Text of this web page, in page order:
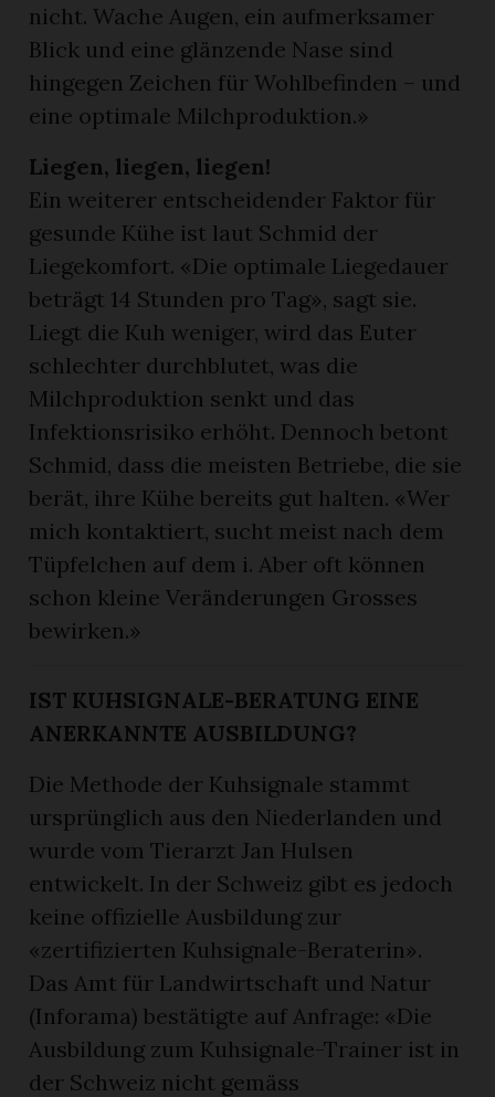
nicht. Wache Augen, ein aufmerksamer
Blick und eine glänzende Nase sind
hingegen Zeichen für Wohlbefinden – und
eine optimale Milchproduktion.»
Liegen, liegen, liegen!
Ein weiterer entscheidender Faktor für
gesunde Kühe ist laut Schmid der
Liegekomfort. «Die optimale Liegedauer
beträgt 14 Stunden pro Tag», sagt sie.
Liegt die Kuh weniger, wird das Euter
schlechter durchblutet, was die
Milchproduktion senkt und das
Infektionsrisiko erhöht. Dennoch betont
Schmid, dass die meisten Betriebe, die sie
berät, ihre Kühe bereits gut halten. «Wer
mich kontaktiert, sucht meist nach dem
Tüpfelchen auf dem i. Aber oft können
schon kleine Veränderungen Grosses
bewirken.»
IST KUHSIGNALE-BERATUNG EINE
ANERKANNTE AUSBILDUNG?
Die Methode der Kuhsignale stammt
ursprünglich aus den Niederlanden und
wurde vom Tierarzt Jan Hulsen
entwickelt. In der Schweiz gibt es jedoch
keine offizielle Ausbildung zur
«zertifizierten Kuhsignale-Beraterin».
Das Amt für Landwirtschaft und Natur
(Inforama) bestätigte auf Anfrage: «Die
Ausbildung zum Kuhsignale-Trainer ist in
der Schweiz nicht gemäss